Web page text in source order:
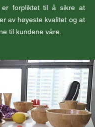
er forpliktet til å sikre at
av høyeste kvalitet og at
til kundene våre.